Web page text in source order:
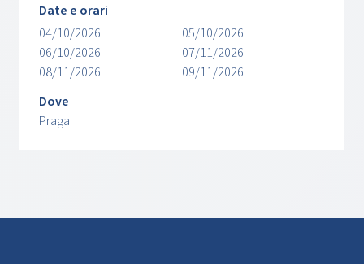
Date e orari
04/10/2026
05/10/2026
06/10/2026
07/11/2026
08/11/2026
09/11/2026
Dove
Praga